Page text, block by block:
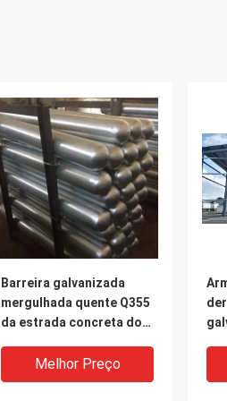
Barreira galvanizada
mergulhada quente Q355
da estrada concreta do
abóbada da construção
de aço
Melhor Preço